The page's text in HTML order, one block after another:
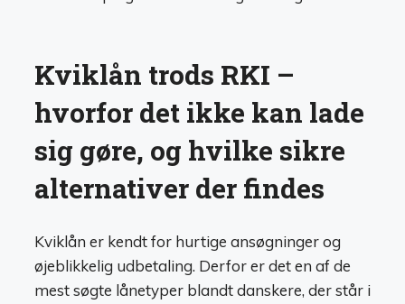
Kviklån trods RKI –
hvorfor det ikke kan lade
sig gøre, og hvilke sikre
alternativer der findes
Kviklån er kendt for hurtige ansøgninger og
øjeblikkelig udbetaling. Derfor er det en af de
mest søgte lånetyper blandt danskere, der står i